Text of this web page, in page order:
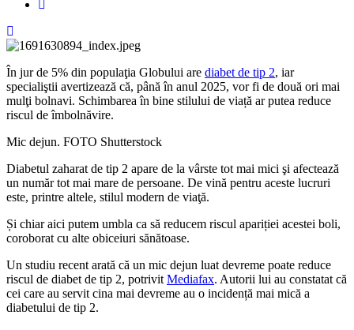
În jur de 5% din populaţia Globului are diabet de tip 2, iar
specialiştii avertizează că, până în anul 2025, vor fi de două ori mai
mulţi bolnavi. Schimbarea în bine stilului de viață ar putea reduce
riscul de îmbolnăvire.
Mic dejun. FOTO Shutterstock
Diabetul zaharat de tip 2 apare de la vârste tot mai mici şi afectează
un număr tot mai mare de persoane. De vină pentru aceste lucruri
este, printre altele, stilul modern de viaţă.
Și chiar aici putem umbla ca să reducem riscul apariției acestei boli,
coroborat cu alte obiceiuri sănătoase.
Un studiu recent arată că un mic dejun luat devreme poate reduce
riscul de diabet de tip 2, potrivitMediafax. Autorii lui au constatat că
cei care au servit cina mai devreme au o incidență mai mică a
diabetului de tip 2.